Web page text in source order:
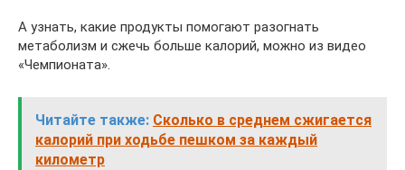
А узнать, какие продукты помогают разогнать
метаболизм и сжечь больше калорий, можно из видео
«Чемпионата».
Читайте также: Сколько в среднем сжигается
калорий при ходьбе пешком за каждый
километр